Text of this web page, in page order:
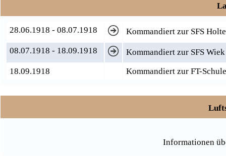
28.06.1918 - 08.07.1918
Kommandiert zur SFS
08.07.1918 - 18.09.1918
Kommandiert zur SFS
18.09.1918
Kommandiert zur FT-
Informationen